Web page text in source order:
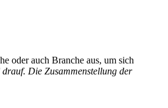
oder auch Branche aus, um sich
Die Zusammenstellung der